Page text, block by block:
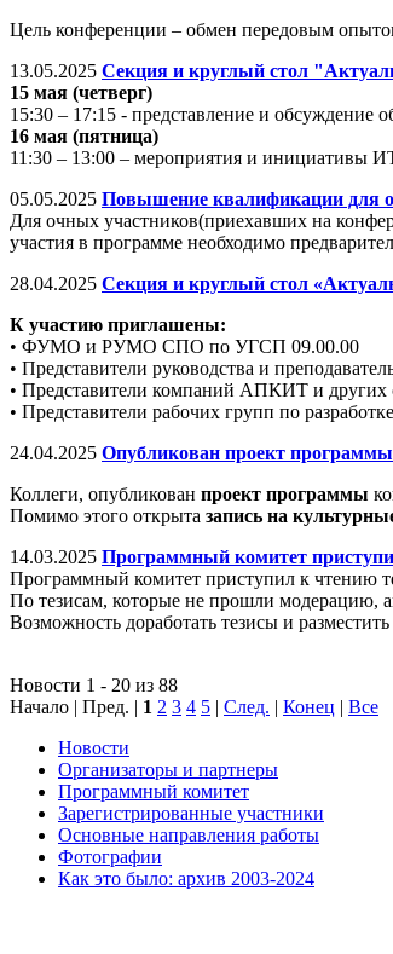
Цель конференции – обмен передовым
13.05.2025 Секция и круглый стол
15 мая (четверг)
15:30 – 17:15 - представление и
16 мая (пятница)
11:30 – 13:00 – мероприятия и инициативы
05.05.2025 Повышение квалификации для
Для очных участников(приехавших на
участия в программе необходимо
28.04.2025 Секция и круглый стол
К участию приглашены:
• ФУМО и РУМО СПО по УГСП 09.00.00
• Представители руководства и
• Представители компаний АПКИТ и других
• Представители рабочих групп по
24.04.2025 Опубликован проект
Коллеги, опубликован проект программы
Помимо этого открыта запись на
14.03.2025 Программный комитет
Программный комитет приступил к чтению
По тезисам, которые не прошли модерацию,
Возможность доработать тезисы и
Новости 1 - 20 из 88
Начало | Пред. | 1 2 3 4 5 | След. | Конец | Все
Новости
Организаторы и партнеры
Программный комитет
Зарегистрированные участники
Основные направления работы
Фотографии
Как это было: архив 2003-2024